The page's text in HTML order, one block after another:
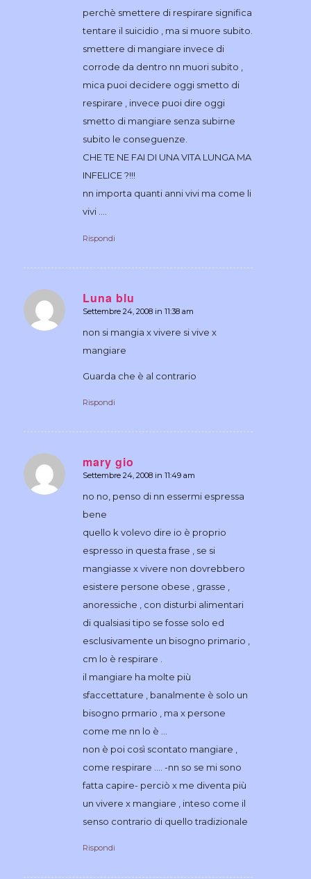
perchè smettere di respirare significa
tentare il suicidio , ma si muore subito.
smettere di mangiare invece di
corrode da dentro nn muori subito ,
mica puoi decidere oggi smetto di
respirare , invece puoi dire oggi
smetto di mangiare senza subirne
subito le conseguenze.
CHE TE NE FAI DI UNA VITA LUNGA MA
INFELICE ?!!!
nn importa quanti anni vivi ma come li
vivi ….
Rispondi
Luna blu
dice:
Settembre 24, 2008 in 11:38 am
non si mangia x vivere si vive x
mangiare
Guarda che è al contrario
Rispondi
mary gio
dice:
Settembre 24, 2008 in 11:49 am
no no, penso di nn essermi espressa
bene
quello k volevo dire io è proprio
espresso in questa frase , se si
mangiasse x vivere non dovrebbero
esistere persone obese , grasse ,
anoressiche , con disturbi alimentari
di qualsiasi tipo se fosse solo ed
esclusivamente un bisogno primario ,
cm lo è respirare .
il mangiare ha molte più
sfaccettature , banalmente è solo un
bisogno prmario , ma x persone
come me nn lo è …
non è poi così scontato mangiare ,
come respirare …. -nn so se mi sono
fatta capire- perciò x me diventa più
un vivere x mangiare , inteso come il
senso contrario di quello tradizionale
Rispondi